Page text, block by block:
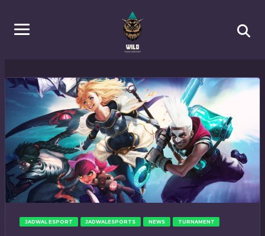
JADWAL ESPORT JADWALESPORTS NEWS TURNAMENT